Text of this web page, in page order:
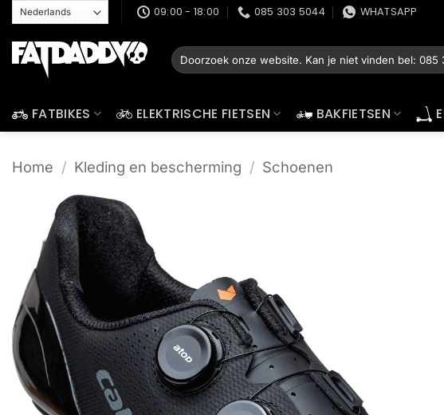
naar
inhoud
09:00 - 18:00 085 303 5044 WHATSAPP
Zoeken
naar:
FATBIKES ELEKTRISCHE FIETSEN BAKFIETSEN
Home / Kleding en bescherming / Schoenen